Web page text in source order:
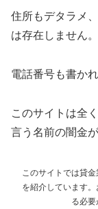
住所もデタラメ
は存在しません。
電話番号も書か
このサイトは全
言う名前の闇金